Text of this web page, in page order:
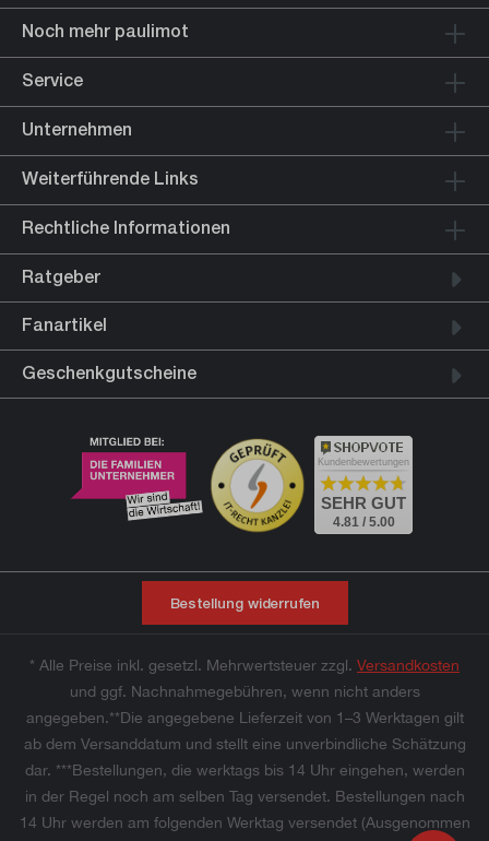
Noch mehr paulimot
Service
Unternehmen
Weiterführende Links
Rechtliche Informationen
Ratgeber
Fanartikel
Geschenkgutscheine
Kundenbewertungen
SEHR GUT
4.81 / 5.00
Bestellung widerrufen
* Alle Preise inkl. gesetzl. Mehrwertsteuer zzgl. Versandkosten
und ggf. Nachnahmegebühren, wenn nicht anders
angegeben.**Die angegebene Lieferzeit von 1–3 Werktagen gilt
ab dem Versanddatum und stellt eine unverbindliche Schätzung
dar. ***Bestellungen, die werktags bis 14 Uhr eingehen, werden
in der Regel noch am selben Tag versendet. Bestellungen nach
14 Uhr werden am folgenden Werktag versendet (Ausgenommen